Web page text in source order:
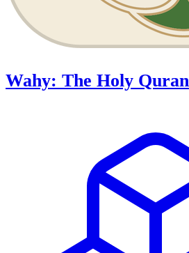
Wahy: The Holy Quran